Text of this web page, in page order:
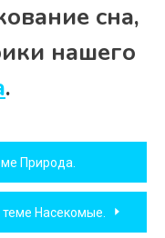
сна,
нашего
.
Природа.
теме Насекомые.